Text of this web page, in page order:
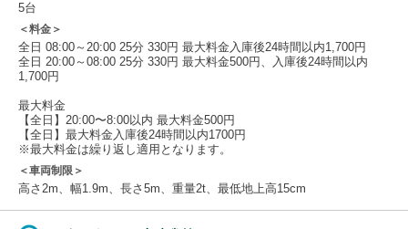
5台
＜料金＞
全日 08:00～20:00 25分 330円 最大料金入庫後24時間以内1,700円
全日 20:00～08:00 25分 330円 最大料金500円、入庫後24時間以内
1,700円
最大料金
【全日】20:00〜8:00以内 最大料金500円
【全日】最大料金入庫後24時間以内1700円
※最大料金は繰り返し適用となります。
＜車両制限＞
高さ2m、幅1.9m、長さ5m、重量2t、最低地上高15cm